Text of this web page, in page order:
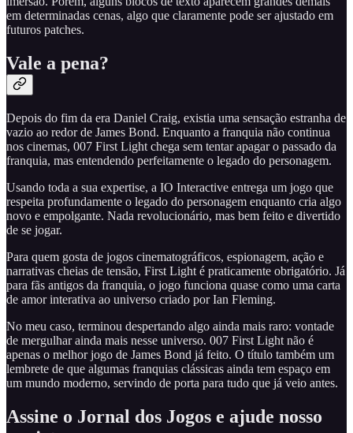
em determinadas cenas, algo que claramente pode ser ajustado em
futuros patches.
Vale a pena?
Depois do fim da era Daniel Craig, existia uma sensação estranha de
vazio ao redor de James Bond. Enquanto a franquia não continua
nos cinemas, 007 First Light chega sem tentar apagar o passado da
franquia, mas entendendo perfeitamente o legado do personagem.
Usando toda a sua expertise, a IO Interactive entrega um jogo que
respeita profundamente o legado do personagem enquanto cria algo
novo e empolgante. Nada revolucionário, mas bem feito e divertido
de se jogar.
Para quem gosta de jogos cinematográficos, espionagem, ação e
narrativas cheias de tensão, First Light é praticamente obrigatório. Já
para fãs antigos da franquia, o jogo funciona quase como uma carta
de amor interativa ao universo criado por Ian Fleming.
No meu caso, terminou despertando algo ainda mais raro: vontade
de mergulhar ainda mais nesse universo. 007 First Light não é
apenas o melhor jogo de James Bond já feito. O título também um
lembrete de que algumas franquias clássicas ainda tem espaço em
um mundo moderno, servindo de porta para tudo que já veio antes.
Assine o Jornal dos Jogos e ajude nosso